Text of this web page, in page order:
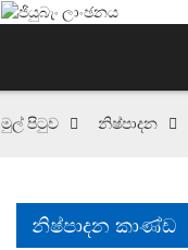
මුල් පිටුව නිෂ්පාදන
නිෂ්පාදන කාණ්ඩ